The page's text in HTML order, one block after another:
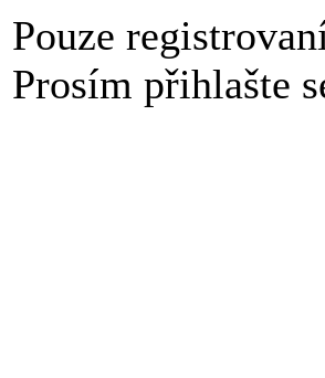
Pouze
Prosím přihlašte